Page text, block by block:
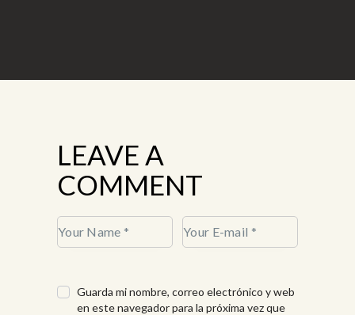
LEAVE A
COMMENT
Guarda mi nombre, correo electrónico y web
en este navegador para la próxima vez que